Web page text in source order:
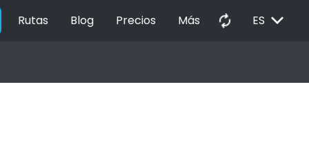
Rutas Blog Precios Más autorenew ES EXPAND_MORE